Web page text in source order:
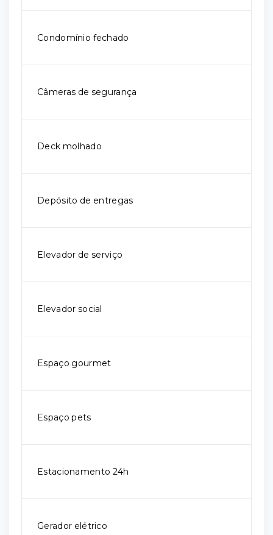
Condomínio fechado
Câmeras de segurança
Deck molhado
Depósito de entregas
Elevador de serviço
Elevador social
Espaço gourmet
Espaço pets
Estacionamento 24h
Gerador elétrico